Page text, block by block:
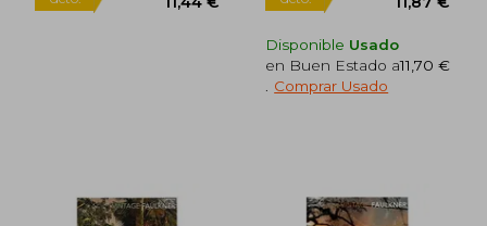
Rápido
Disponible Usado
en Buen Estado a11,70 €
Comprar Usado